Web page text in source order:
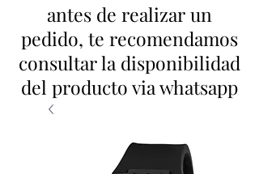
antes de realizar un
pedido, te recomendamos
consultar la disponibilidad
del producto via whatsapp